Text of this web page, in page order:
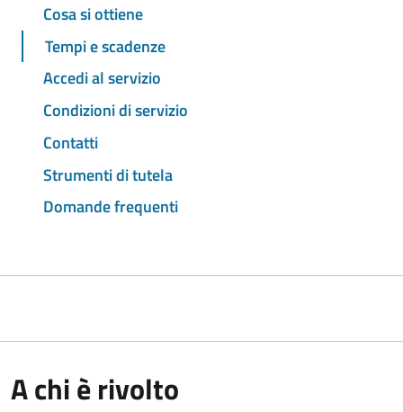
Cosa si ottiene
Tempi e scadenze
Accedi al servizio
Condizioni di servizio
Contatti
Strumenti di tutela
Domande frequenti
A chi è rivolto